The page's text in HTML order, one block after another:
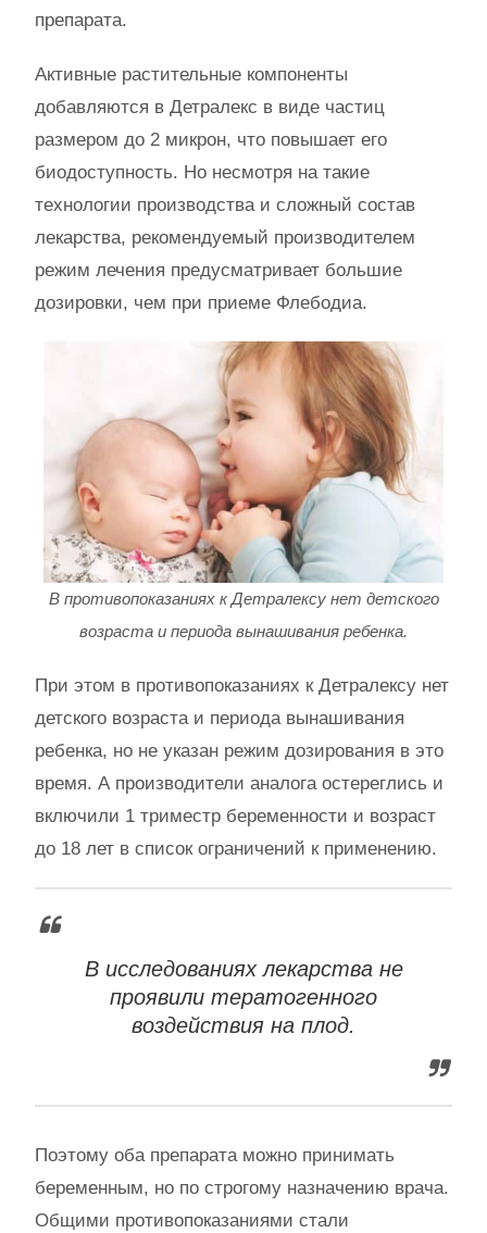
препарата.
Активные растительные компоненты
добавляются в Детралекс в виде частиц
размером до 2 микрон, что повышает его
биодоступность. Но несмотря на такие
технологии производства и сложный состав
лекарства, рекомендуемый производителем
режим лечения предусматривает большие
дозировки, чем при приеме Флебодиа.
В противопоказаниях к Детралексу нет детского
возраста и периода вынашивания ребенка.
При этом в противопоказаниях к Детралексу нет
детского возраста и периода вынашивания
ребенка, но не указан режим дозирования в это
время. А производители аналога остереглись и
включили 1 триместр беременности и возраст
до 18 лет в список ограничений к применению.
В исследованиях лекарства не
проявили тератогенного
воздействия на плод.
Поэтому оба препарата можно принимать
беременным, но по строгому назначению врача.
Общими противопоказаниями стали